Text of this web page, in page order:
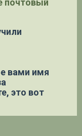
почтовый
вами имя
это вот